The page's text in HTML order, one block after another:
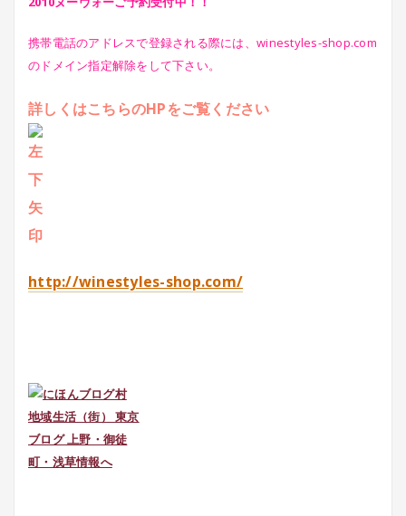
携帯電話のアドレスで登録される際には、winestyles-shop.com
のドメイン指定解除をして下さい。
詳しくはこちらのHPをご覧ください
http://winestyles-shop.com/